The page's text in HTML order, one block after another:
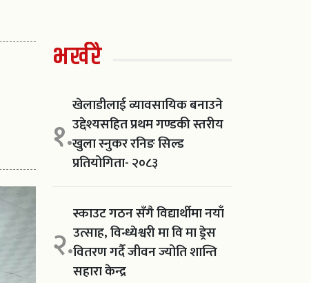
भर्खरै
१.
खेलाडीलाई व्यावसायिक बनाउने
उद्देश्यसहित प्रथम गण्डकी स्तरीय
खुला स्नुकर रनिङ सिल्ड
प्रतियोगिता- २०८३
२.
स्काउट गठन सँगै विद्यार्थीमा नयाँ
उत्साह, विन्ध्येश्वरी मा वि मा ड्रेस
वितरण गर्दै जीवन ज्योति शान्ति
सहारा केन्द्र